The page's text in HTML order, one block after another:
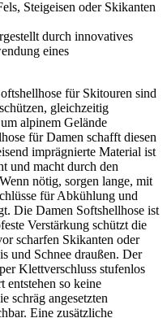
Steigeisen oder Skikanten
durch innovatives
eines
für Skitouren sind
gleichzeitig
alpinem Gelände
für Damen schafft diesen
imprägnierte Material ist
und macht durch den
nötig, sorgen lange, mit
für Abkühlung und
Die Damen Softshellhose ist
Verstärkung schützt die
scharfen Skikanten oder
und Schnee draußen. Der
Klettverschluss stufenlos
entstehen so keine
schräg angesetzten
Eine zusätzliche